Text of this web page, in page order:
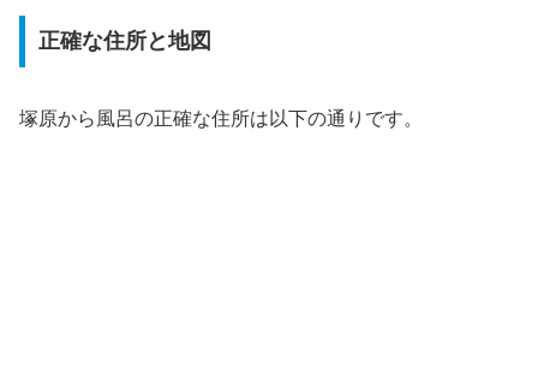
正確な住所と地図
塚原から風呂の正確な住所は以下の通りです。